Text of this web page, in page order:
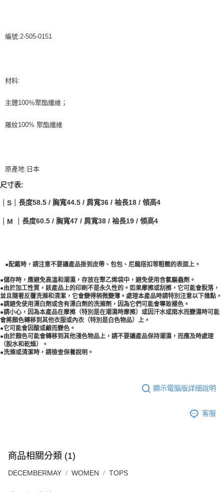
宅配
編號:2-505-0151
材料:
主體100％聚酯纖維；
羅紋100% 聚酯纖維
原產地:日本
尺寸表:
｜S｜ 長度58.5 / 胸寬44.5 / 肩寬36 / 袖長18 / 領高4
｜M ｜ 長度60.5 / 胸寬47 / 肩寬38 / 袖長19 / 領高4
●配戴時，請注意不要讓產品掛到皮帶、包包、尼龍搭扣等粗糙的表面上。
●儲存時，應避免高溫和潮濕，存放在聚乙烯袋中，避免使用含氯驅蟲劑。
●由於加工性質，該產品上的印刷不是永久性的。如果摩擦或刮擦，它可能會脫落，
並且隨著反覆洗滌和清潔，它會變得稍微變薄。處理本產品時請特別注意以下幾點。
●請避免使用漂白劑或含有漂白劑的洗滌劑，因為它們可能會導致褪色。
●請小心，因為本產品在摩擦（特別是在潮濕時摩擦）或因汗水或雨水而變濕時可能
會將顏色轉移到其他衣服或內衣（特別是白色物品）上。
●它可能會因酸或鹼而變色。
●由於顏色可能會轉移到其他淺色物品上，請不要讓產品保持潮濕，而應及時處理
（脫水和乾燥）。
●洗滌或清潔時，請檢查保養說明。
顯示電腦版詳細說明
客服
商品相關分類 (1)
DECEMBERMAY WOMEN TOPS